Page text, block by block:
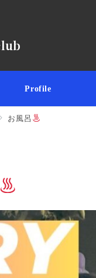
Profile
お風呂